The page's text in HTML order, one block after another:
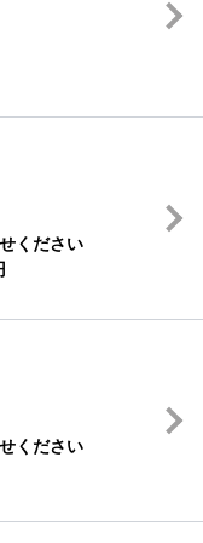
ください
ください